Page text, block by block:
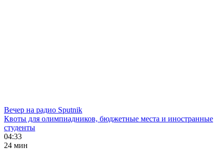
Вечер на радио Sputnik
Квоты для олимпиадников, бюджетные места и иностранные
студенты
04:33
24 мин